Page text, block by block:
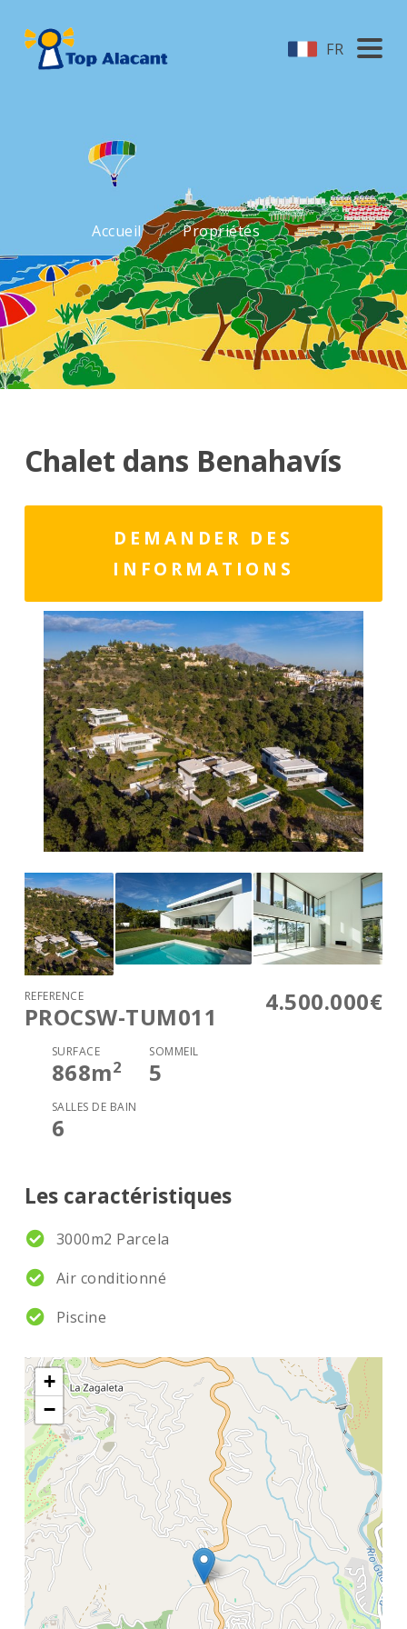
FR
Accueil Propriétés
Chalet dans Benahavís
DEMANDER DES
INFORMATIONS
4.500.000€
RÉFÉRENCE
PROCSW-TUM011
SURFACE
868m2
SOMMEIL
5
SALLES DE BAIN
6
Les caractéristiques
3000m2 Parcela
Air conditionné
Piscine
+
−